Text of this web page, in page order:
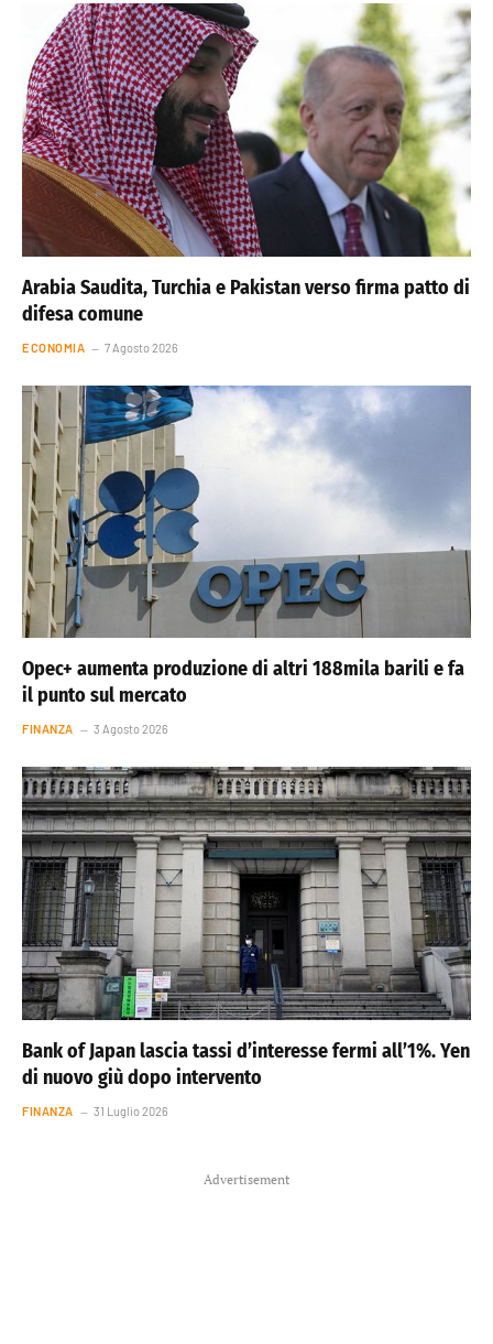
Arabia Saudita, Turchia e Pakistan verso firma patto di
difesa comune
ECONOMIA 7 Agosto 2026
Opec+ aumenta produzione di altri 188mila barili e fa
il punto sul mercato
FINANZA 3 Agosto 2026
Bank of Japan lascia tassi d’interesse fermi all’1%. Yen
di nuovo giù dopo intervento
FINANZA 31 Luglio 2026
Advertisement